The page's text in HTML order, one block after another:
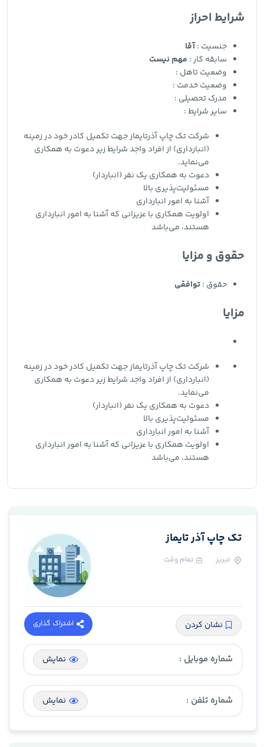
شرایط احراز
جنسیت :آقا
سابقه کار : مهم نیست
وضعیت تاهل :
وضعیت خدمت :
مدرک تحصیلی :
سایر شرایط :
شرکت تک چاپ آذرتایماز جهت تکمیل کادر خود در زمینه
(انبارداری) از افراد واجد شرایط زیر دعوت به همکاری
می‌نماید.
دعوت به همکاری یک نفر (انباردار)
مسئولیت‌پذیری بالا
آشنا به امور انبارداری
اولویت همکاری با عزیزانی که آشنا به امور انبارداری
هستند، می‌باشد
حقوق و مزایا
حقوق :توافقی
مزایا
شرکت تک چاپ آذرتایماز جهت تکمیل کادر خود در زمینه
(انبارداری) از افراد واجد شرایط زیر دعوت به همکاری
می‌نماید.
دعوت به همکاری یک نفر (انباردار)
مسئولیت‌پذیری بالا
آشنا به امور انبارداری
اولویت همکاری با عزیزانی که آشنا به امور انبارداری
هستند، می‌باشد
تک چاپ آذر تایماز
تبریز تمام وقت
نشان کردن اشتراک گذاری
شماره موبایل : نمایش
شماره تلفن : نمایش